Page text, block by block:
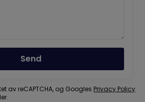
Send
av reCAPTCHA, og Googles Privacy Policy